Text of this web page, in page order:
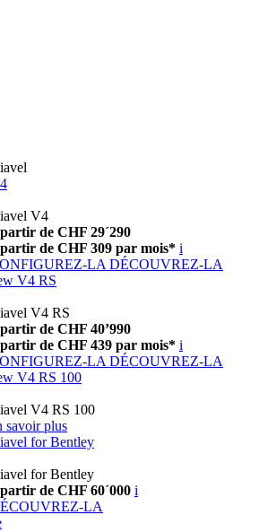
V4
de CHF 29´290
de CHF 309 par mois* i
LA DÉCOUVREZ-LA
V4 RS
V4 RS
de CHF 40’990
de CHF 439 par mois* i
LA DÉCOUVREZ-LA
V4 RS 100
V4 RS 100
savoir plus
for Bentley
for Bentley
de CHF 60´000 i
LA